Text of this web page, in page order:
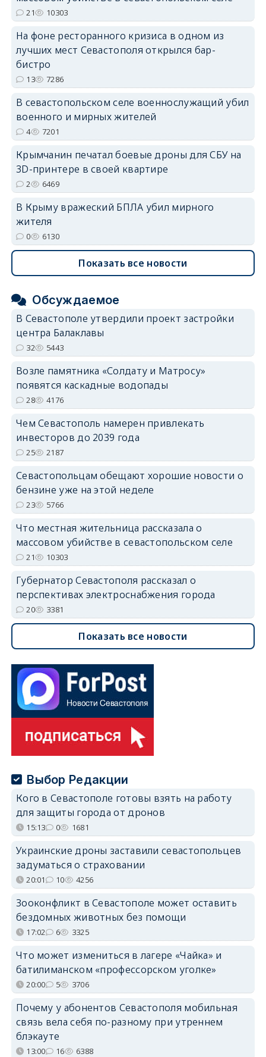
erid: 2SDnjdvhGXG
21 10303
На фоне ресторанного кризиса в одном из
лучших мест Севастополя открылся бар-
бистро
13 7286
В севастопольском селе военнослужащий убил
военного и мирных жителей
4 7201
Крымчанин печатал боевые дроны для СБУ на
3D-принтере в своей квартире
2 6469
В Крыму вражеский БПЛА убил мирного
жителя
0 6130
Показать все новости
Обсуждаемое
В Севастополе утвердили проект застройки
центра Балаклавы
32 5443
Возле памятника «Солдату и Матросу»
появятся каскадные водопады
28 4176
Чем Севастополь намерен привлекать
инвесторов до 2039 года
25 2187
Севастопольцам обещают хорошие новости о
бензине уже на этой неделе
23 5766
Что местная жительница рассказала о
массовом убийстве в севастопольском селе
21 10303
Губернатор Севастополя рассказал о
перспективах электроснабжения города
20 3381
Показать все новости
Выбор Редакции
Кого в Севастополе готовы взять на работу
для защиты города от дронов
15:13 0 1681
Украинские дроны заставили севастопольцев
задуматься о страховании
20:01 10 4256
Зооконфликт в Севастополе может оставить
бездомных животных без помощи
17:02 6 3325
Что может измениться в лагере «Чайка» и
батилиманском «профессорском уголке»
20:00 5 3706
Почему у абонентов Севастополя мобильная
связь вела себя по-разному при утреннем
блэкауте
13:00 16 6388